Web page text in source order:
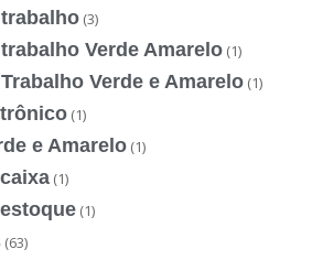
(3)
Verde Amarelo (1)
Verde e Amarelo (1)
(1)
e Amarelo (1)
(1)
(1)
(63)